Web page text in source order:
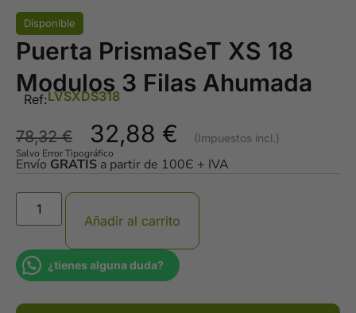
Disponible
Puerta PrismaSeT XS 18
Modulos 3 Filas Ahumada
Ref:LVSXDS318
78,32€ 32,88 €
Salvo Error Tipográfico
Envío GRATIS a partir de 100Є + IVA
Añadir al carrito
¿tienes alguna duda?